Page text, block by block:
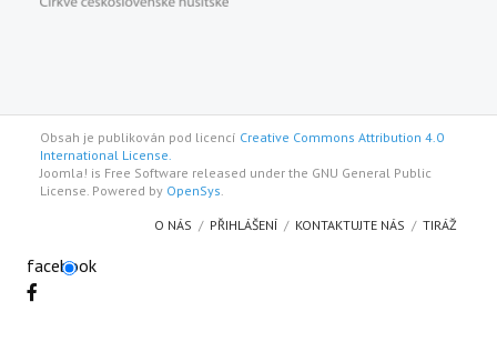
Obsah je publikován pod licencí Creative Commons Attribution 4.0
International License.
Joomla! is Free Software released under the GNU General Public
License. Powered by OpenSys
O NÁS PŘIHLÁŠENÍ KONTAKTUJTE NÁS TIRÁŽ
facebook